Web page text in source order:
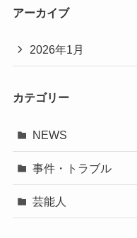
アーカイブ
2026年1月
カテゴリー
NEWS
事件・トラブル
芸能人